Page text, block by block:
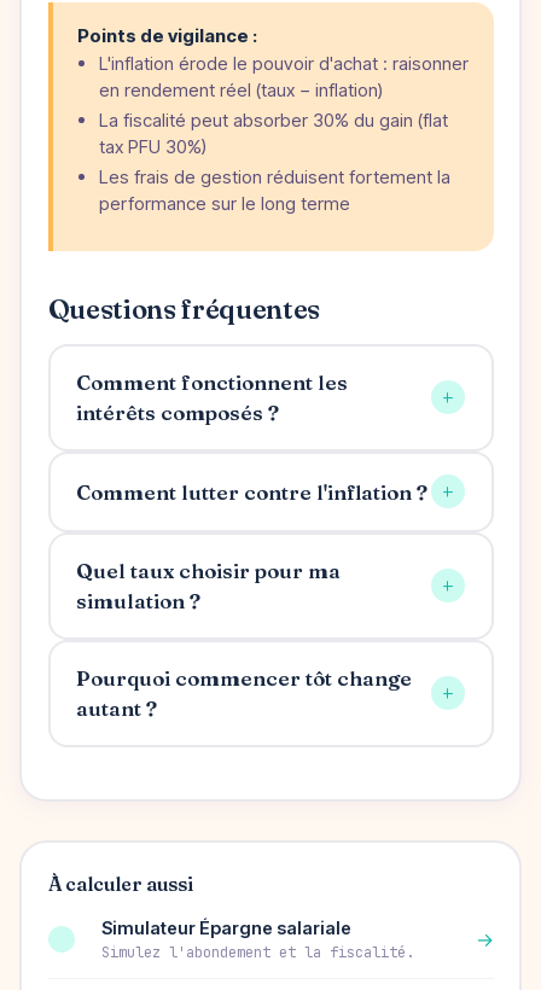
Points de vigilance :
L'inflation érode le pouvoir d'achat : raisonner
en rendement réel (taux − inflation)
La fiscalité peut absorber 30% du gain (flat
tax PFU 30%)
Les frais de gestion réduisent fortement la
performance sur le long terme
Questions fréquentes
Comment fonctionnent les
intérêts composés ?
+
Comment lutter contre l'inflation ? +
Quel taux choisir pour ma
simulation ?
+
Pourquoi commencer tôt change
autant ?
+
À calculer aussi
Simulateur Épargne salariale
Simulez l'abondement et la fiscalité.
→